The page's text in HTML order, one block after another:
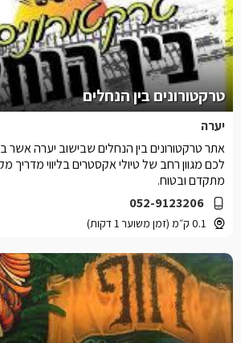
טרקטורונים בין הנחלים
יערה
052-9123206
0.1 ק״מ (זמן משוער 1 דקות)
אתר טרקטורונים בין הנחלים שבישוב יערה אשר
לכם מגוון רחב של טיולי אקסטרים בליווי מדריך
מתקדם ובטוח.